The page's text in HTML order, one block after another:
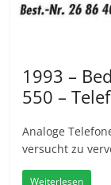
1993 –
550 –
Analoge
versucht zu
Weiterlesen